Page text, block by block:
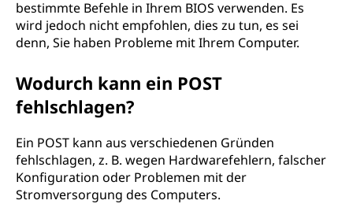
bestimmte Befehle in Ihrem BIOS verwenden. Es
wird jedoch nicht empfohlen, dies zu tun, es sei
denn, Sie haben Probleme mit Ihrem Computer.
Wodurch kann ein POST
fehlschlagen?
Ein POST kann aus verschiedenen Gründen
fehlschlagen, z. B. wegen Hardwarefehlern, falscher
Konfiguration oder Problemen mit der
Stromversorgung des Computers.